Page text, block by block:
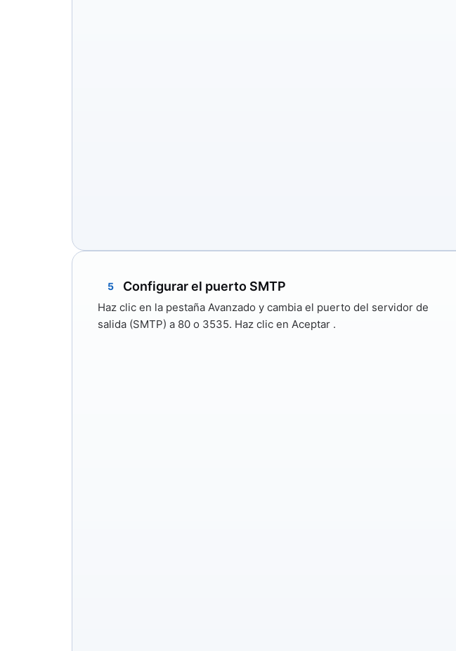
5 Configurar el puerto SMTP
Haz clic en la pestaña Avanzado y cambia el puerto del servidor de
salida (SMTP) a 80 o 3535. Haz clic en Aceptar .